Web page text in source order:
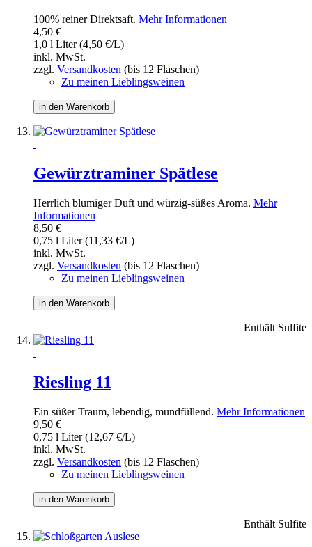
100% reiner Direktsaft. Mehr Informationen
4,50 €
1,0 l Liter (4,50 €/L)
inkl. MwSt.
zzgl. Versandkosten (bis 12 Flaschen)
Zu meinen Lieblingsweinen
in den Warenkorb
Gewürztraminer Spätlese
Herrlich blumiger Duft und würzig-süßes Aroma. Mehr
Informationen
8,50 €
0,75 l Liter (11,33 €/L)
inkl. MwSt.
zzgl. Versandkosten (bis 12 Flaschen)
Zu meinen Lieblingsweinen
in den Warenkorb
Enthält Sulfite
Riesling 11
Ein süßer Traum, lebendig, mundfüllend. Mehr Informationen
9,50 €
0,75 l Liter (12,67 €/L)
inkl. MwSt.
zzgl. Versandkosten (bis 12 Flaschen)
Zu meinen Lieblingsweinen
in den Warenkorb
Enthält Sulfite